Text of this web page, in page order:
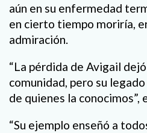
aún en su enfermedad
en cierto tiempo moriría,
admiración.
“La pérdida de Avigail
comunidad, pero su
de quienes la conocimos”,
“Su ejemplo enseñó a